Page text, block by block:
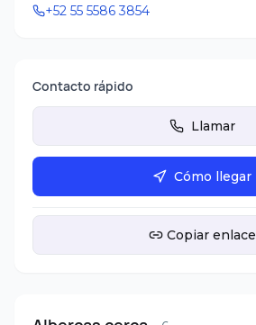
+52 55 5586 3854
Contacto rápido
Llamar
Cómo llegar
Copiar enlace